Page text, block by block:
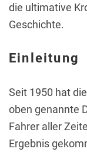
die ultimative
Geschichte.
Einleitung
Seit 1950 hat
oben genannte
Fahrer aller
Ergebnis